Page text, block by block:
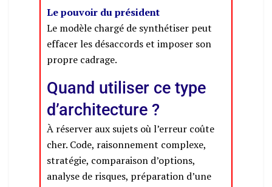
Le pouvoir du président
Le modèle chargé de synthétiser peut
effacer les désaccords et imposer son
propre cadrage.
Quand utiliser ce type
d’architecture ?
À réserver aux sujets où l’erreur coûte
cher. Code, raisonnement complexe,
stratégie, comparaison d’options,
analyse de risques, préparation d’une